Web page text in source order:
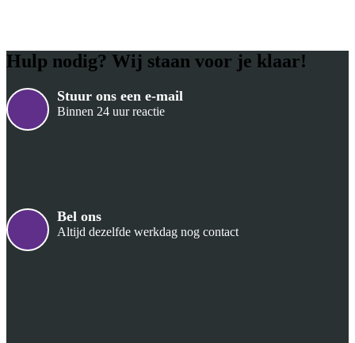
Hulp nodig? Wij staan voor je klaar!
Stuur ons een e-mail
Binnen 24 uur reactie
Bel ons
Altijd dezelfde werkdag nog contact